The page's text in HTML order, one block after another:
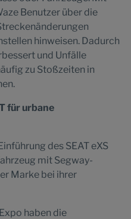
Benutzer über die
hinweisen. Dadurch
und Unfälle
zu Stoßzeiten in
für urbane
des SEAT eXS
mit Segway-
Marke bei ihrer
haben die